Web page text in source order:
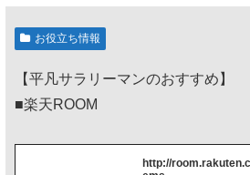
お役立ち情報
【平凡サラリーマンのおすすめ】
■楽天ROOM
http://